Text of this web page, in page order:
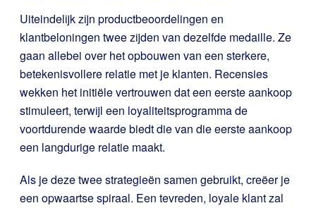
Uiteindelijk zijn productbeoordelingen en
klantbeloningen twee zijden van dezelfde medaille. Ze
gaan allebei over het opbouwen van een sterkere,
betekenisvollere relatie met je klanten. Recensies
wekken het initiële vertrouwen dat een eerste aankoop
stimuleert, terwijl een loyaliteitsprogramma de
voortdurende waarde biedt die van die eerste aankoop
een langdurige relatie maakt.
Als je deze twee strategieën samen gebruikt, creëer je
een opwaartse spiraal. Een tevreden, loyale klant zal